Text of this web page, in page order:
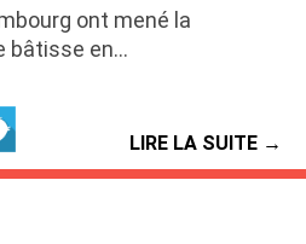
ont mené la
bâtisse en…
LIRE LA SUITE →